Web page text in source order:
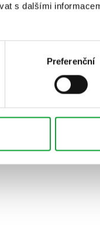
s dalšími
Preferenční